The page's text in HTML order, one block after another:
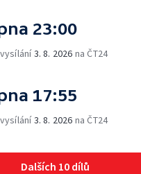
23:00
3. 8. 2026 na ČT24
17:55
3. 8. 2026 na ČT24
Dalších 10 dílů